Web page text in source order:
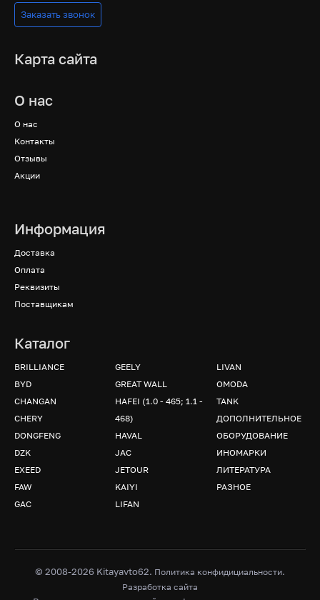
Заказать звонок
Карта сайта
О нас
О нас
Контакты
Отзывы
Акции
Информация
Доставка
Оплата
Реквизиты
Поставщикам
Каталог
BRILLIANCE
BYD
CHANGAN
CHERY
DONGFENG
DZK
EXEED
FAW
GAC
GEELY
GREAT WALL
HAFEI (1.0 - 465; 1.1 -
468)
HAVAL
JAC
JETOUR
KAIYI
LIFAN
LIVAN
OMODA
TANK
ДОПОЛНИТЕЛЬНОЕ
ОБОРУДОВАНИЕ
ИНОМАРКИ
ЛИТЕРАТУРА
РАЗНОЕ
© 2008-2026 Kitayavto62. Политика конфидициальности.
Разработка сайта